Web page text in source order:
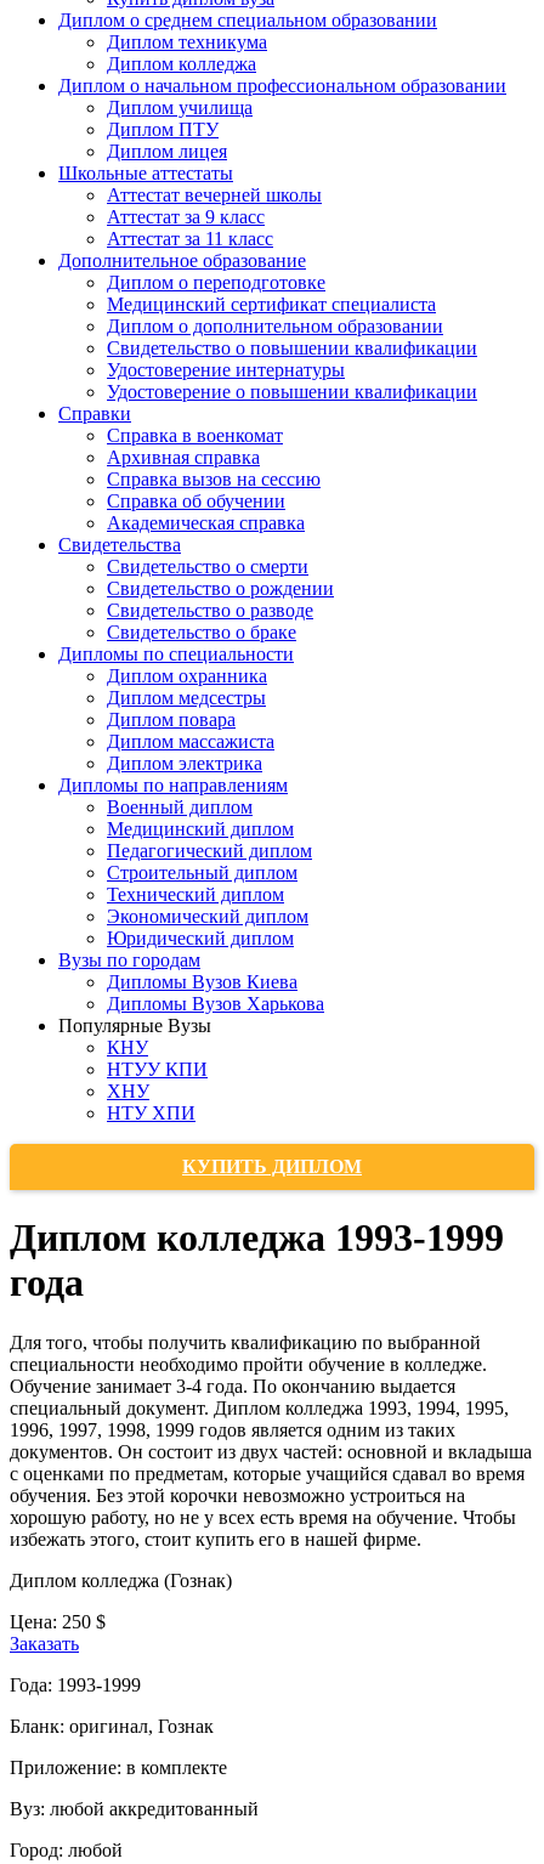
Диплом о среднем специальном образовании
Диплом техникума
Диплом колледжа
Диплом о начальном профессиональном oбразовании
Диплом училища
Диплом ПТУ
Диплом лицея
Школьные аттестаты
Аттестат вечерней школы
Аттестат за 9 класс
Аттестат за 11 класс
Дополнительное образование
Диплом о переподготовке
Медицинский сертификат специалиста
Диплом о дополнительном образовании
Свидетельство о повышении квалификации
Удостоверение интернатуры
Удостоверение о повышении квалификации
Справки
Справка в военкомат
Архивная справка
Справка вызов на сессию
Справка об обучении
Академическая справка
Свидетельства
Свидетельство о смерти
Свидетельство о рождении
Свидетельство о разводе
Свидетельство о браке
Дипломы по специальности
Диплом охранника
Диплом медсестры
Диплом повара
Диплом массажиста
Диплом электрика
Дипломы по направлениям
Военный диплом
Медицинский диплом
Педагогический диплом
Строительный диплом
Технический диплом
Экономический диплом
Юридический диплом
Вузы по городам
Дипломы Вузов Киева
Дипломы Вузов Харькова
Популярные Вузы
КНУ
НТУУ КПИ
ХНУ
НТУ ХПИ
КУПИТЬ ДИПЛОМ
Диплом колледжа 1993-1999
года
Для того, чтобы получить квалификацию по выбранной
специальности необходимо пройти обучение в колледже.
Обучение занимает 3-4 года. По окончанию выдается
специальный документ. Диплом колледжа 1993, 1994, 1995,
1996, 1997, 1998, 1999 годов является одним из таких
документов. Он состоит из двух частей: основной и вкладыша
с оценками по предметам, которые учащийся сдавал во время
обучения. Без этой корочки невозможно устроиться на
хорошую работу, но не у всех есть время на обучение. Чтобы
избежать этого, стоит купить его в нашей фирме.
Диплом колледжа (Гознак)
Цена: 250 $
Заказать
Года: 1993-1999
Бланк: оригинал, Гознак
Приложение: в комплекте
Вуз: любой аккредитованный
Город: любой